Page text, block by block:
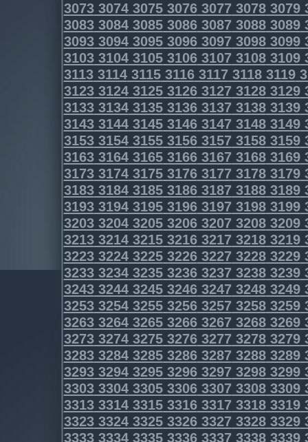
3073307430753076307730783079
3083308430853086308730883089
3093309430953096309730983099
3103310431053106310731083109
3113311431153116311731183119
3123312431253126312731283129
3133313431353136313731383139
3143314431453146314731483149
3153315431553156315731583159
3163316431653166316731683169
3173317431753176317731783179
3183318431853186318731883189
3193319431953196319731983199
3203320432053206320732083209
3213321432153216321732183219
3223322432253226322732283229
3233323432353236323732383239
3243324432453246324732483249
3253325432553256325732583259
3263326432653266326732683269
3273327432753276327732783279
3283328432853286328732883289
3293329432953296329732983299
3303330433053306330733083309
3313331433153316331733183319
3323332433253326332733283329
3333333433353336333733383339